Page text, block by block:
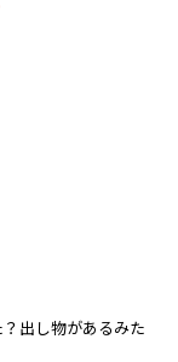
出し物があるみた